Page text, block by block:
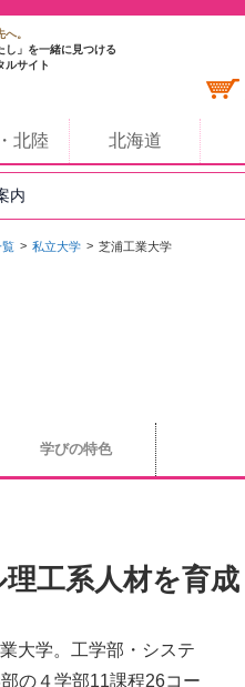
。
し」を一緒に見つける
ルサイト
北陸 北海道
内
覧 私立大学 芝浦工業大学
学びの特色
工系人材を育成
大学。工学部・システ
の４学部11課程26コー